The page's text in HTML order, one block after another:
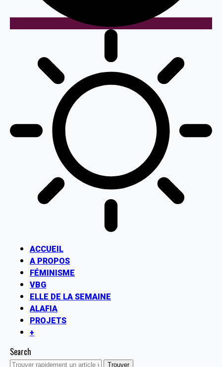
ACCUEIL
A PROPOS
FÉMINISME
VBG
ELLE DE LA SEMAINE
ALAFIA
PROJETS
+
Search